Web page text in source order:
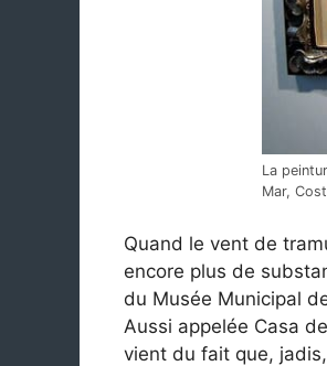
La
Mar,
Quand le vent de
encore plus de
du Musée Municipal
Aussi appelée Casa
vient du fait que,